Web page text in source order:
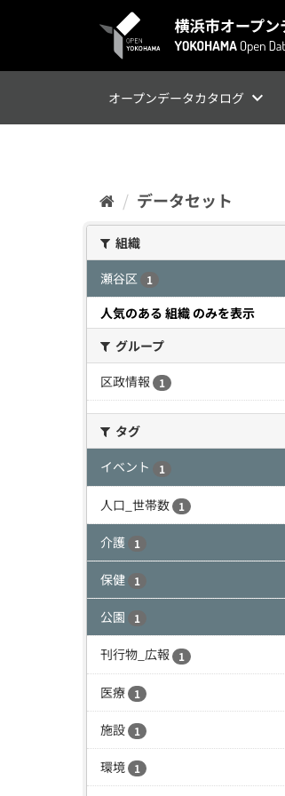
オープンデータカタログ
データセット
組織
瀬谷区
1
人気のある 組織 のみを表示
グループ
区政情報
1
タグ
イベント
1
人口_世帯数 1
介護 1
保健 1
公園 1
刊行物_広報 1
医療 1
施設 1
環境 1